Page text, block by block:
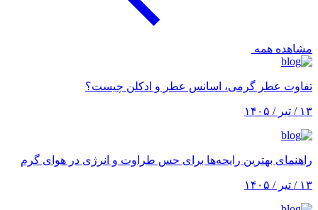
مشاهده همه
تفاوت عطر گرمی، اسانس عطر و ادکلن چیست؟
۱۳ / تیر / ۱۴۰۵
راهنمای بهترین رایحه‌ها برای حس طراوت و انرژی در هوای گرم
۱۳ / تیر / ۱۴۰۵